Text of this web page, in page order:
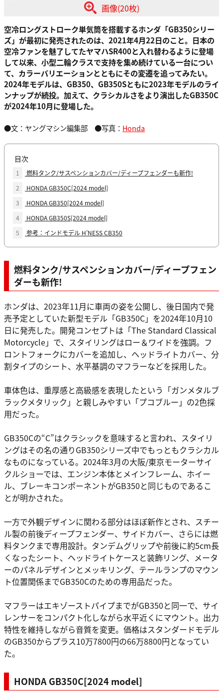
画像(20枚)
空冷ロングストローク単気筒を搭載するホンダ「GB350シリー
ズ」が最初に発売されたのは、2021年4月22日のこと。日本の
空冷ファンを魅了してたヤマハSR400と入れ替わるように登場
して以来、小型二輪クラスで支持を集め続けている一台につい
て、カラーバリエーションとともにその変遷を追ってみたい。
2024年モデルは、GB350、GB350Sともに2023年モデルのライ
ンナップが続投。加えて、クラシカルさをより演出したGB350C
が2024年10月に登場した。
●文：ヤングマシン編集部 ●写真： Honda
目次
1
燃料タンク/サスペンションカバー/ディープフェンダーも新作!
2
HONDA GB350C[2024 model]
3
HONDA GB350[2024 model]
4
HONDA GB350S[2024 model]
5
参考：インドモデル H’NESS CB350
燃料タンク/サスペンションカバー/ディープフェン
ダーも新作!
ホンダは、2023年11月に車両の姿を公開し、後日国内で発
売予定としていた新型モデル「GB350C」を2024年10月10
日に発売した。開発コンセプトは「The Standard Classical
Motorcycle」で、スタイリングはロー＆ワイドを強調。フ
ロントフォークにカバーを追加し、ヘッドライトカバー、分
割タイプのシート、水平基調のマフラーなどを採用した。
車体色は、重厚感と高級感を表現したという「ガンメタルブ
ラックメタリック」と親しみやすい「プコブルー」の2色採
用だった。
GB350Cの“C”はクラシックを意味すると言われ、スタイリ
ングはその名の通りGB350シリーズ中でもっともクラシカル
なものになっている。2024年3月の大阪/東京モーターサイ
クルショーでは、エンジン本体とメインフレーム、ホイー
ル、ブレーキコンポーネントがGB350と同じものであるこ
とが明かされた。
一方で外観デザインに関わる部分はほぼ新作とされ、スチー
ル製の前後ディープフェンダー、サイドカバー、さらには燃
料タンクまで専用設計。タンデムグリップや前後に約5cm長
くなったシート、ヘッドライトケースと装飾リング、メータ
ーのパネルデザインとメッキリング、テールランプのマウン
ト位置関係までGB350Cのための専用品だった。
マフラーはエキゾーストパイプまでがGB350と同一で、サイ
レンサーをコンパクト化しながら水平近くにマウント。出力
特性を維持しながら音質を変更。価格はスタンダードモデル
のGB350からプラス10万7800円の66万8800円となってい
た。
HONDA GB350C[2024 model]